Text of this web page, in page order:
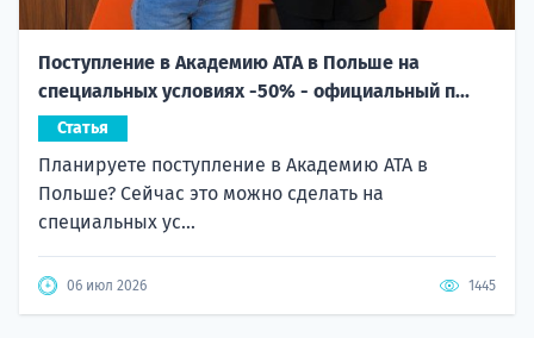
Поступление в Академию ATA в Польше на
специальных условиях -50% - официальный п...
Статья
Планируете поступление в Академию ATA в
Польше? Сейчас это можно сделать на
специальных ус...
06 июл 2026 1445